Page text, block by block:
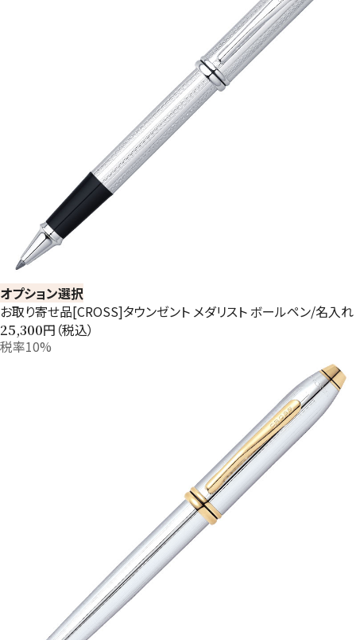
オプション選択
お取り寄せ品[CROSS]タウンゼント メダリスト ボールペン/名入れ
25,300円（税込）
税率10%